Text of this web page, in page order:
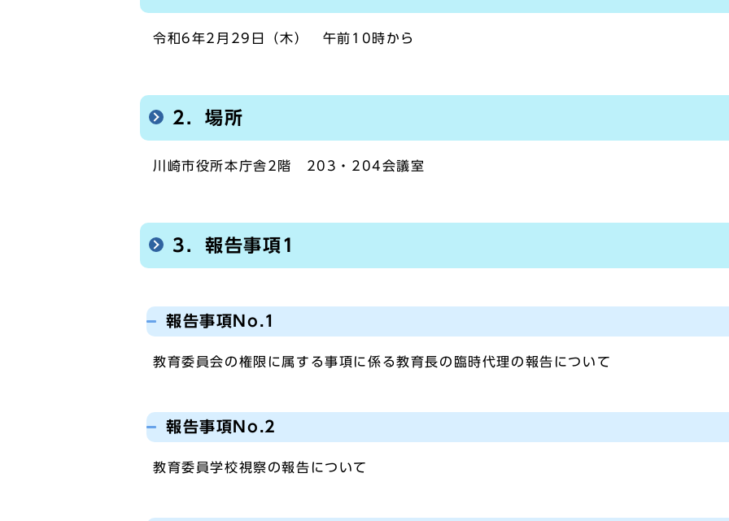
令和6年2月29日（木） 午前10時から
2．場所
川崎市役所本庁舎2階 203・204会議室
3．報告事項1
報告事項No.1
教育委員会の権限に属する事項に係る教育長の臨時代理の報告について
報告事項No.2
教育委員学校視察の報告について